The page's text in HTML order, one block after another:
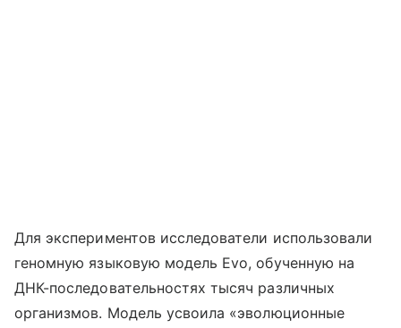
Для экспериментов исследователи использовали
геномную языковую модель Evo, обученную на
ДНК-последовательностях тысяч различных
организмов. Модель усвоила «эволюционные